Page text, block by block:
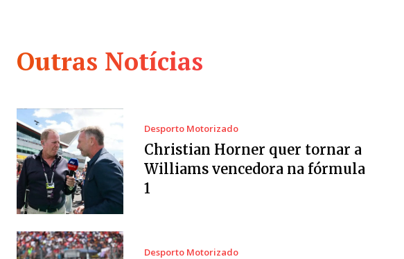
Outras Notícias
Desporto Motorizado
Christian Horner quer tornar a
Williams vencedora na fórmula
1
Desporto Motorizado